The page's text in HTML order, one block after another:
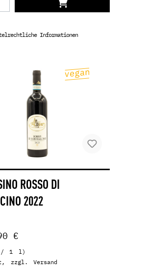
Informationen
ROSSO DI
2022
€
/ 1 l)
zzgl. Versand